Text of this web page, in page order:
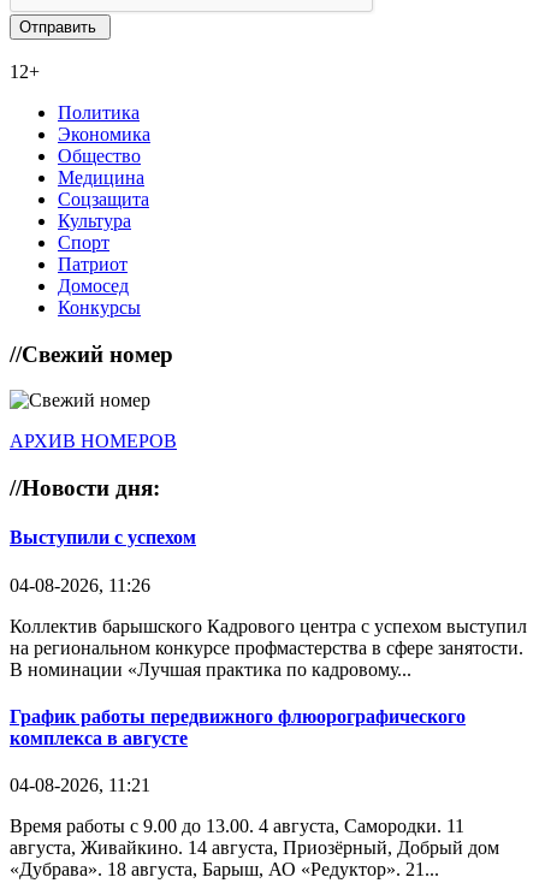
12+
Политика
Экономика
Общество
Медицина
Соцзащита
Культура
Спорт
Патриот
Домосед
Конкурсы
//Свежий номер
АРХИВ НОМЕРОВ
//Новости дня:
Выступили с успехом
04-08-2026, 11:26
Коллектив барышского Кадрового центра с успехом выступил
на региональном конкурсе профмастерства в сфере занятости.
В номинации «Лучшая практика по кадровому...
График работы передвижного флюорографического
комплекса в августе
04-08-2026, 11:21
Время работы с 9.00 до 13.00. 4 августа, Самородки. 11
августа, Живайкино. 14 августа, Приозёрный, Добрый дом
«Дубрава». 18 августа, Барыш, АО «Редуктор». 21...